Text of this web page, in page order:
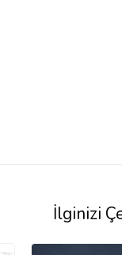
İlginizi